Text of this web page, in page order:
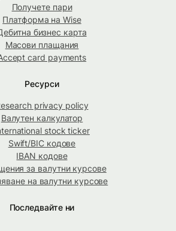
Получете пари
Платформа на Wise
бизнес карта
Масови плащания
card payments
Ресурси
privacy policy
Валутен калкулатор
stock ticker
Swift/BIC кодове
IBAN кодове
за валутни курсове
на валутни курсове
Последвайте ни